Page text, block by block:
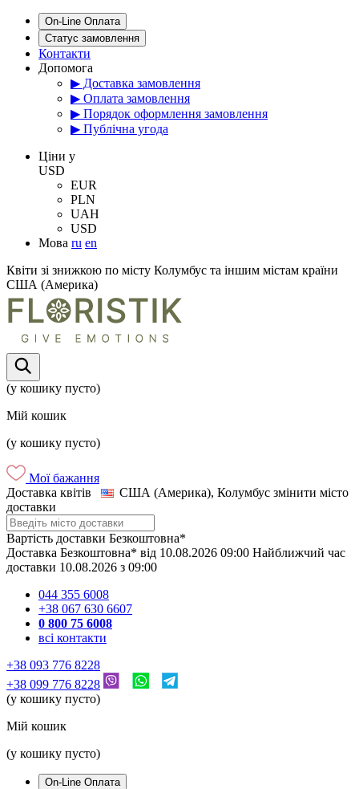
On-Line Оплата
Статус замовлення
Контакти
Допомога
▶ Доставка замовлення
▶ Оплата замовлення
▶ Порядок оформлення замовлення
▶ Публічна угода
Цiни у
USD
EUR
PLN
UAH
USD
Мова ru en
Квіти зі знижкою по місту Колумбус та іншим містам країни
США (Америка)
(у кошику пусто)
Мій кошик
(у кошику пусто)
Мої бажання
Доставка квітів
США (Америка), Колумбус змінити місто
доставки
Вартість доставки Безкоштовна*
Доставка Безкоштовна* від 10.08.2026 09:00 Найближчий час
доставки 10.08.2026 з 09:00
044 355 6008
+38 067 630 6607
0 800 75 6008
всі контакти
+38 093 776 8228
+38 099 776 8228
(у кошику пусто)
Мій кошик
(у кошику пусто)
On-Line Оплата